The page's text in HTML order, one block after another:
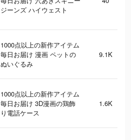
ジーンズ ハイウェスト
1000点以上の新作アイテム
毎日お届け 漫画 ペットの
ぬいぐるみ
9.1K
1000点以上の新作アイテム
毎日お届け 3D漫画の鶏飾
り電話ケース
1.6K